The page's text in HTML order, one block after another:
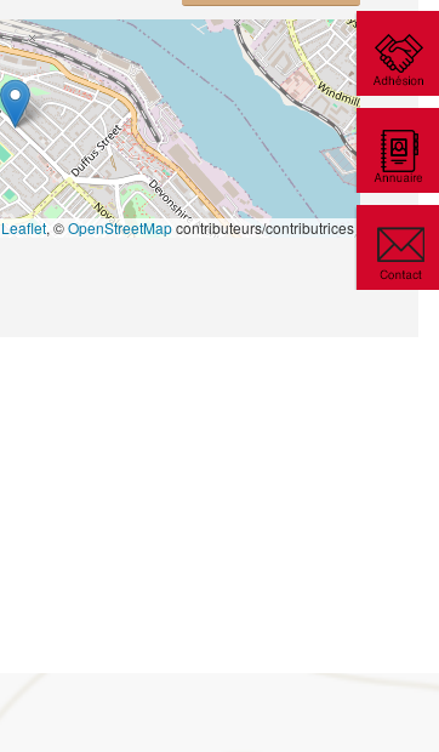
Leaflet, ©OpenStreetMapcontributeurs/contributrices